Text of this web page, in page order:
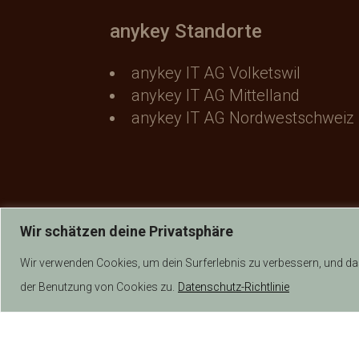
Wir schätzen deine Privatsphäre
Wir verwenden Cookies, um dein Surferlebnis zu verbessern, und
der Benutzung von Cookies zu. Datenschutz-Richtlinie
anykey Standorte
anykey IT AG Volketswil
anykey IT AG Mittelland
anykey IT AG Nordwestschweiz